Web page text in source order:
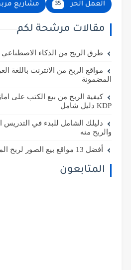
العمل الحر 35 مشاريع
مقالات مرشحة لكم
طرق الربح من الذكاء الاصطناعي
مواقع الربح من الانترنت باللغة
المضمونة
كيفية الربح من بيع الكتب على
KDP دليل شامل
دليلك الشامل للبدء في التدريس
والربح منه
أفضل 13 مواقع بيع الصور لربح المال
المتابعون